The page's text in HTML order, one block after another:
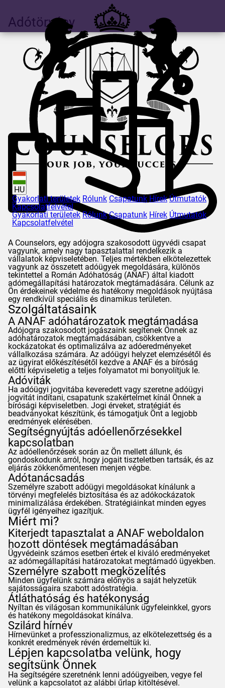
HU
Gyakorlati területek Rólunk Csapatunk Hírek Útmutatók
Kapcsolatfelvétel
Gyakorlati területek Rólunk Csapatunk Hírek Útmutatók
Kapcsolatfelvétel
Adótörvény
A Counselors, egy adójogra szakosodott ügyvédi csapat
vagyunk, amely nagy tapasztalattal rendelkezik a
vállalatok képviseletében. Teljes mértékben elkötelezettek
vagyunk az összetett adóügyek megoldására, különös
tekintettel a Román Adóhatóság (ANAF) által kiadott
adómegállapítási határozatok megtámadására. Célunk az
Ön érdekeinek védelme és hatékony megoldások nyújtása
egy rendkívül speciális és dinamikus területen.
Szolgáltatásaink
AANAF adóhatározatok megtámadása
Adójogra szakosodott jogászaink segítenek Önnek az
adóhatározatok megtámadásában, csökkentve a
kockázatokat és optimalizálva az adóeredményeket
vállalkozása számára. Az adóügyi helyzet elemzésétől és
az ügyirat előkészítésétől kezdve a ANAF és a bíróság
előtti képviseletig a teljes folyamatot mi bonyolítjuk le.
Adóviták
Ha adóügyi jogvitába keveredett vagy szeretne adóügyi
jogvitát indítani, csapatunk szakértelmet kínál Önnek a
bírósági képviseletben. Jogi érveket, stratégiát és
beadványokat készítünk, és támogatjuk Önt a legjobb
eredmények elérésében.
Segítségnyújtás adóellenőrzésekkel
kapcsolatban
Az adóellenőrzések során az Ön mellett állunk, és
gondoskodunk arról, hogy jogait tiszteletben tartsák, és az
eljárás zökkenőmentesen menjen végbe.
Adótanácsadás
Személyre szabott adóügyi megoldásokat kínálunk a
törvényi megfelelés biztosítása és az adókockázatok
minimalizálása érdekében. Stratégiáinkat minden egyes
ügyfél igényeihez igazítjuk.
Miért mi?
Kiterjedt tapasztalat a ANAFweboldalon
hozott döntések megtámadásában
Ügyvédeink számos esetben értek el kiváló eredményeket
az adómegállapítási határozatokat megtámadó ügyekben.
Személyre szabott megközelítés
Minden ügyfelünk számára előnyös a saját helyzetük
sajátosságaira szabott adóstratégia.
Átláthatóság és hatékonyság
Nyíltan és világosan kommunikálunk ügyfeleinkkel, gyors
és hatékony megoldásokat kínálva.
Szilárd hírnév
Hírnevünket a professzionalizmus, az elkötelezettség és a
konkrét eredmények révén érdemeltük ki.
Lépjen kapcsolatba velünk, hogy
segítsünk Önnek
Ha segítségére szeretnénk lenni adóügyeiben, vegye fel
velünk a kapcsolatot az alábbi űrlap kitöltésével.